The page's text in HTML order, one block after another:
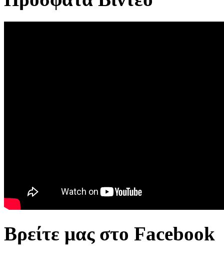
Βρείτε μας στο Facebook